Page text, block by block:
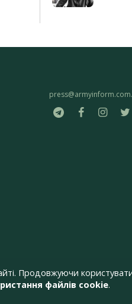
Продовжуючи
файлів cookie.